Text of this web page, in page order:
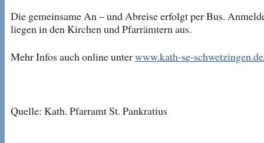
Die gemeinsame An – und Abreise erfolgt per Bus.
liegen in den Kirchen und Pfarrämtern aus.
Mehr Infos auch online unterwww.kath-se-
Quelle: Kath. Pfarramt St. Pankratius